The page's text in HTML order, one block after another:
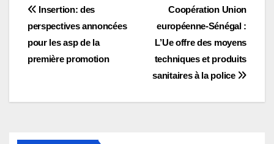
Navigation
de
l’article
Coopération Union
européenne-Sénégal :
L’Ue offre des moyens
techniques et produits
sanitaires à la police
Insertion: des
perspectives annoncées
pour les asp de la
première promotion